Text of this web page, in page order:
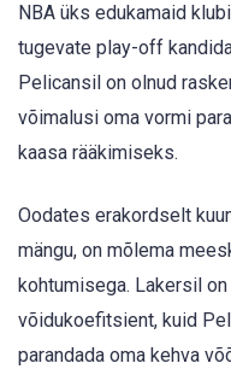
NBA üks edukamaid
tugevate play-off
Pelicansil on olnud
võimalusi oma vormi
kaasa rääkimiseks.
Oodates erakordselt
mängu, on mõlema
kohtumisega. Lakersil
võidukoefitsient, kuid
parandada oma kehva